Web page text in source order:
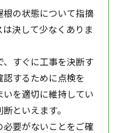
の状態について指摘
決して少なくありま
すぐに工事を決断す
するために点検を
を適切に維持してい
といえます。
要がないことをご確